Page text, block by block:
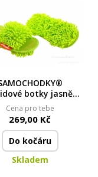
botky jasně
| velikost 41–45,
délka 28 cm
Cena pro tebe
269,00 Kč
Do kočáru
Skladem